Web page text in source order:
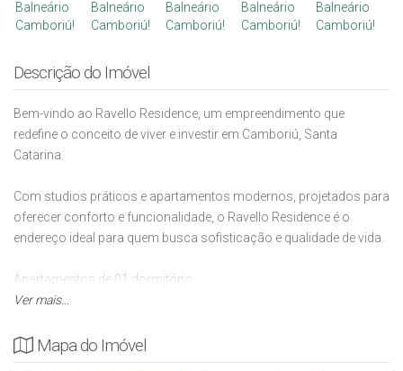
Descrição do Imóvel
Bem-vindo ao Ravello Residence, um empreendimento que
redefine o conceito de viver e investir em Camboriú, Santa
Catarina.
Com studios práticos e apartamentos modernos, projetados para
oferecer conforto e funcionalidade, o Ravello Residence é o
endereço ideal para quem busca sofisticação e qualidade de vida.
Apartamentos de 01 dormitório
Apartamento 01 suíte + 01 dormitório
Destaques:
Localização estratégica no promissor Bairro São Francisco
Ver mais...
Mapa do Imóvel